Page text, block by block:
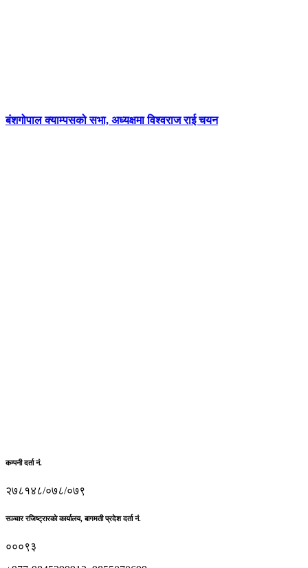
बंशगोपाल क्याम्पसको सभा, अध्यक्षमा विश्वराज राई चयन
कम्पनी दर्ता नं.
२७८१४८/०७८/०७९
सञ्चार रजिष्ट्रारकाे कार्यालय, बागमती प्रदेश दर्ता नं.
०००९३